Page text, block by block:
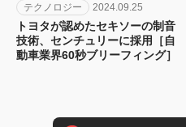
テクノロジー 2024.09.25
トヨタが認めたセキソーの制音
技術、センチュリーに採用［自
動車業界60秒ブリーフィング］